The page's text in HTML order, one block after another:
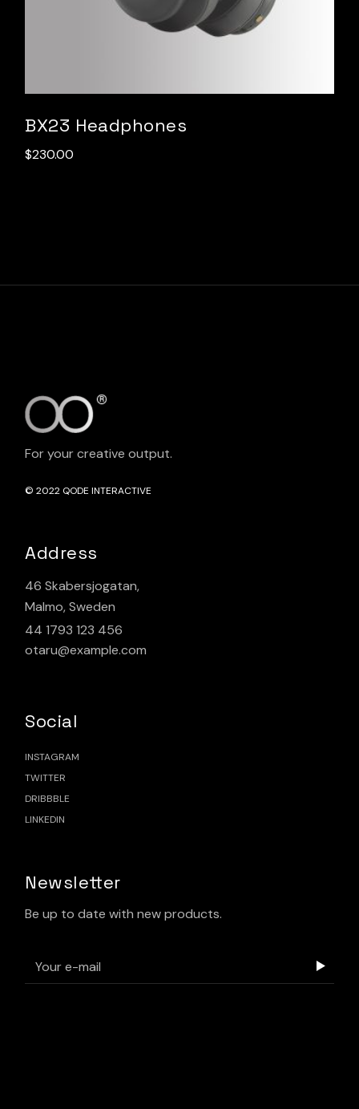
BX23 Headphones
$230.00
For your creative output.
© 2022 QODE INTERACTIVE
Address
46 Skabersjogatan,
Malmo, Sweden
44 1793 123 456
otaru@example.com
Social
INSTAGRAM
TWITTER
DRIBBBLE
LINKEDIN
Newsletter
Be up to date with new products.